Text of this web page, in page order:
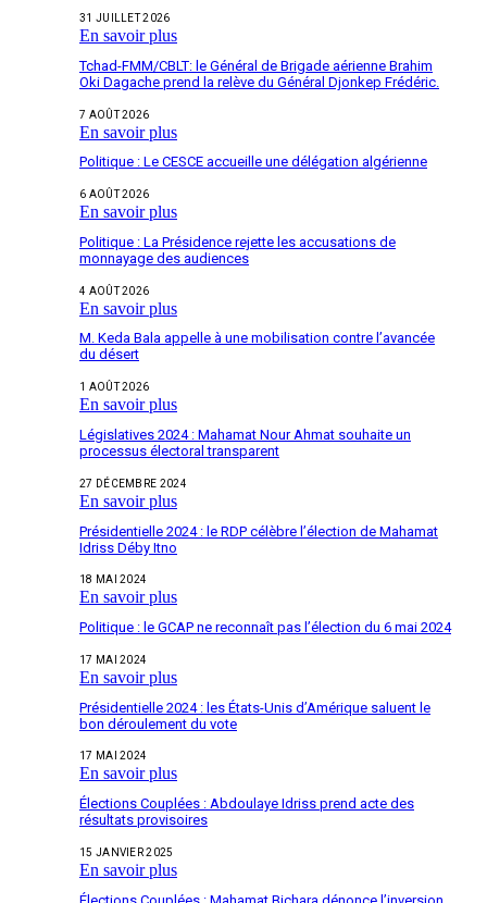
31 JUILLET 2026
En savoir plus
Tchad-FMM/CBLT: le Général de Brigade aérienne Brahim
Oki Dagache prend la relève du Général Djonkep Frédéric.
7 AOÛT 2026
En savoir plus
Politique : Le CESCE accueille une délégation algérienne
6 AOÛT 2026
En savoir plus
Politique : La Présidence rejette les accusations de
monnayage des audiences
4 AOÛT 2026
En savoir plus
M. Keda Bala appelle à une mobilisation contre l’avancée
du désert
1 AOÛT 2026
En savoir plus
Législatives 2024 : Mahamat Nour Ahmat souhaite un
processus électoral transparent
27 DÉCEMBRE 2024
En savoir plus
Présidentielle 2024 : le RDP célèbre l’élection de Mahamat
Idriss Déby Itno
18 MAI 2024
En savoir plus
Politique : le GCAP ne reconnaît pas l’élection du 6 mai 2024
17 MAI 2024
En savoir plus
Présidentielle 2024 : les États-Unis d’Amérique saluent le
bon déroulement du vote
17 MAI 2024
En savoir plus
Élections Couplées : Abdoulaye Idriss prend acte des
résultats provisoires
15 JANVIER 2025
En savoir plus